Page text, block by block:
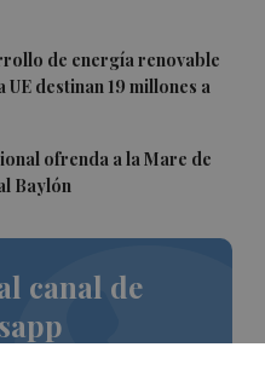
de energía renovable
destinan 19 millones a
ofrenda a la Mare de
Baylón
canal de